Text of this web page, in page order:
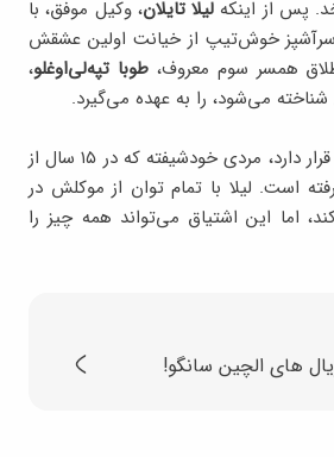
پس از اینکه لیلا تایلان، وکیل موفق، با
خوش‌تیپ از خیانت اولین عشقش
طلاق همسر سوم معروف،طوبا تپه‌لی‌اوغلو،
می‌شود، را به عهده می‌گیرد.
قرار دارد، مردی خودشیفته که در ۱۵ سال از
است. لیلا با تمام توان از موکلش در
اما این اشتیاق می‌تواند همه چیز را
های الچین سانگو!